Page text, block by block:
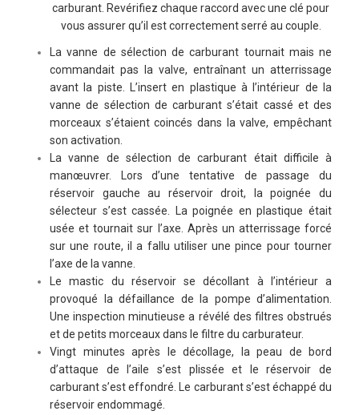
carburant. Revérifiez chaque raccord avec une clé pour
vous assurer qu’il est correctement serré au couple.
La vanne de sélection de carburant tournait mais ne
commandait pas la valve, entraînant un atterrissage
avant la piste. L’insert en plastique à l’intérieur de la
vanne de sélection de carburant s’était cassé et des
morceaux s’étaient coincés dans la valve, empêchant
son activation.
La vanne de sélection de carburant était difficile à
manœuvrer. Lors d’une tentative de passage du
réservoir gauche au réservoir droit, la poignée du
sélecteur s’est cassée. La poignée en plastique était
usée et tournait sur l’axe. Après un atterrissage forcé
sur une route, il a fallu utiliser une pince pour tourner
l’axe de la vanne.
Le mastic du réservoir se décollant à l’intérieur a
provoqué la défaillance de la pompe d’alimentation.
Une inspection minutieuse a révélé des filtres obstrués
et de petits morceaux dans le filtre du carburateur.
Vingt minutes après le décollage, la peau de bord
d’attaque de l’aile s’est plissée et le réservoir de
carburant s’est effondré. Le carburant s’est échappé du
réservoir endommagé.